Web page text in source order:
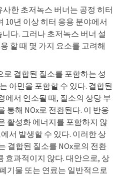
사한 초저녹스 버너는 공정 히터
10년 이상 히터 응용 분야에서
다. 그러나 초저녹스 버너 설
할 때 몇 가지 요소를 고려해
결합된 질소를 포함하는 성
아민을 포함할 수 있다. 결합된
에서 연소될 때, 질소의 상당 부
통해 NOx로 전환된다. 이 반응
활성화 에너지를 포함하지 않
서 발생할 수 있다. 이러한 상
결합된 질소를 NOx로의 전환
효과적이지 않다. 대안으로, 상
기물 또는 연료는 일반적으로